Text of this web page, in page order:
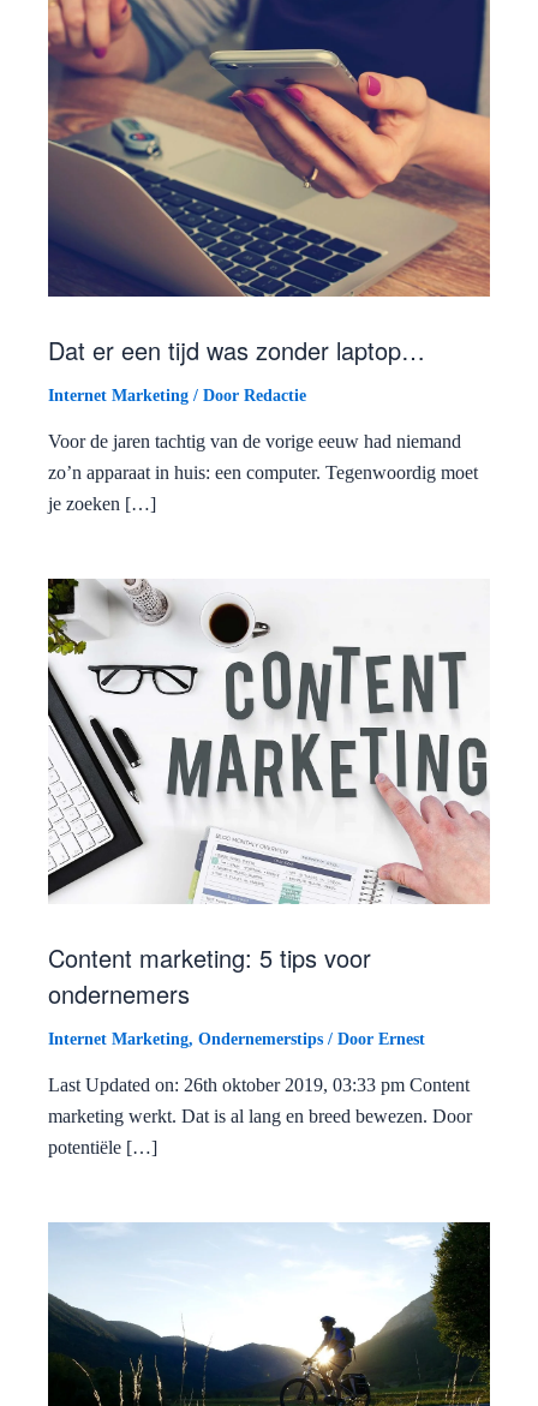
Dat er een tijd was zonder laptop…
Internet Marketing / Door Redactie
Voor de jaren tachtig van de vorige eeuw had niemand
zo’n apparaat in huis: een computer. Tegenwoordig moet
je zoeken […]
Content marketing: 5 tips voor
ondernemers
Internet Marketing, Ondernemerstips / Door Ernest
Last Updated on: 26th oktober 2019, 03:33 pm Content
marketing werkt. Dat is al lang en breed bewezen. Door
potentiële […]